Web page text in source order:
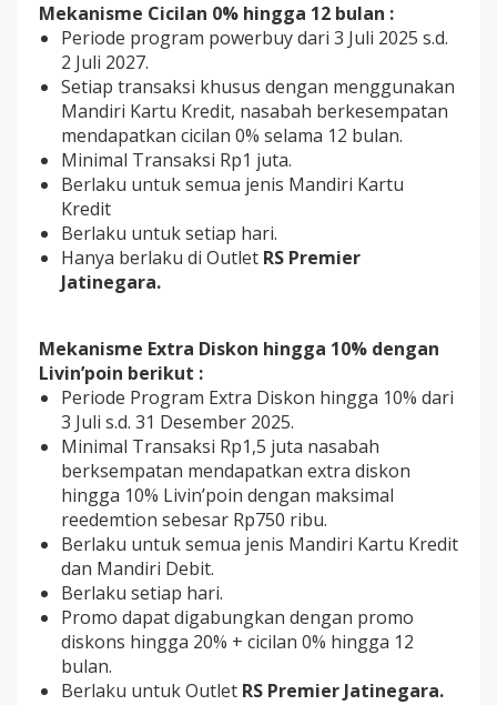
Mekanisme Cicilan 0% hingga 12 bulan :
Periode program powerbuy dari 3 Juli 2025 s.d.
2 Juli 2027.
Setiap transaksi khusus dengan menggunakan
Mandiri Kartu Kredit, nasabah berkesempatan
mendapatkan cicilan 0% selama 12 bulan.
Minimal Transaksi Rp1 juta.
Berlaku untuk semua jenis Mandiri Kartu
Kredit
Berlaku untuk setiap hari.
Hanya berlaku di Outlet RS Premier
Jatinegara.
Mekanisme Extra Diskon hingga 10% dengan
Livin’poin berikut :
Periode Program Extra Diskon hingga 10% dari
3 Juli s.d. 31 Desember 2025.
Minimal Transaksi Rp1,5 juta nasabah
berksempatan mendapatkan extra diskon
hingga 10% Livin’poin dengan maksimal
reedemtion sebesar Rp750 ribu.
Berlaku untuk semua jenis Mandiri Kartu Kredit
dan Mandiri Debit.
Berlaku setiap hari.
Promo dapat digabungkan dengan promo
diskons hingga 20% + cicilan 0% hingga 12
bulan.
Berlaku untuk Outlet RS Premier Jatinegara.